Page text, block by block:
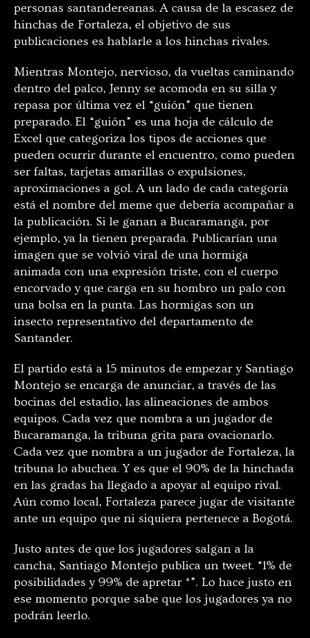
personas santandereanas. A causa de la escasez de
hinchas de Fortaleza, el objetivo de sus
publicaciones es hablarle a los hinchas rivales.
Mientras Montejo, nervioso, da vueltas caminando
dentro del palco, Jenny se acomoda en su silla y
repasa por última vez el “guión” que tienen
preparado. El “guión” es una hoja de cálculo de
Excel que categoriza los tipos de acciones que
pueden ocurrir durante el encuentro, como pueden
ser faltas, tarjetas amarillas o expulsiones,
aproximaciones a gol. A un lado de cada categoría
está el nombre del meme que debería acompañar a
la publicación. Si le ganan a Bucaramanga, por
ejemplo, ya la tienen preparada. Publicarían una
imagen que se volvió viral de una hormiga
animada con una expresión triste, con el cuerpo
encorvado y que carga en su hombro un palo con
una bolsa en la punta. Las hormigas son un
insecto representativo del departamento de
Santander.
El partido está a 15 minutos de empezar y Santiago
Montejo se encarga de anunciar, a través de las
bocinas del estadio, las alineaciones de ambos
equipos. Cada vez que nombra a un jugador de
Bucaramanga, la tribuna grita para ovacionarlo.
Cada vez que nombra a un jugador de Fortaleza, la
tribuna lo abuchea. Y es que el 90% de la hinchada
en las gradas ha llegado a apoyar al equipo rival.
Aún como local, Fortaleza parece jugar de visitante
ante un equipo que ni siquiera pertenece a Bogotá.
Justo antes de que los jugadores salgan a la
cancha, Santiago Montejo publica un tweet. “1% de
posibilidades y 99% de apretar *”. Lo hace justo en
ese momento porque sabe que los jugadores ya no
podrán leerlo.